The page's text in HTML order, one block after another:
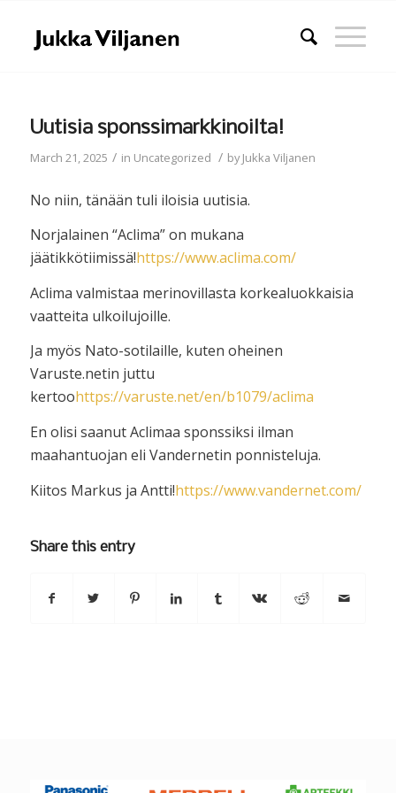
Uutisia sponssimarkkinoilta!
March 21, 2025 / in Uncategorized / byJukka Viljanen
No niin, tänään tuli iloisia uutisia.
Norjalainen “Aclima” on mukana
jäätikkötiimissä!https://www.aclima.com/
Aclima valmistaa merinovillasta korkealuokkaisia
vaatteita ulkoilujoille.
Ja myös Nato-sotilaille, kuten oheinen
Varuste.netin juttu
kertoohttps://varuste.net/en/b1079/aclima
En olisi saanut Aclimaa sponssiksi ilman
maahantuojan eli Vandernetin ponnisteluja.
Kiitos Markus ja Antti!https://www.vandernet.com/
Share this entry